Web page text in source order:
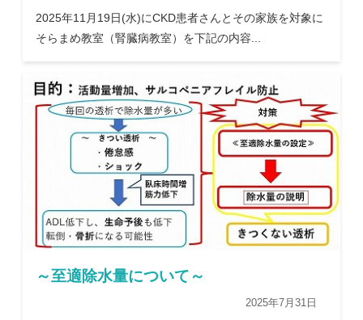
2025年11月19日(水)にCKD患者さんとその家族を対象に
そらまめ教室（腎臓病教室）を下記の内容...
～至適除水量について～
2025年7月31日